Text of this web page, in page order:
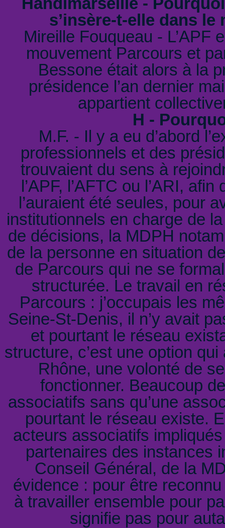
s’insère-t-elle dans
Mireille Fouqueau - L’APF
mouvement Parcours et
Bessone était alors à la
présidence l’an dernier
appartient
H -
M.F. - Il y a eu d’abord
professionnels et des
trouvaient du sens à
l’APF, l’AFTC ou l’ARI,
l’auraient été seules, pour
institutionnels en charge de
de décisions, la MDPH
de la personne en situation
de Parcours qui ne se
structurée. Le travail en
Parcours : j’occupais les
Seine-St-Denis, il n’y avait
et pourtant le réseau
structure, c’est une option
Rhône, une volonté de
fonctionner. Beaucoup
associatifs sans qu’une
pourtant le réseau existe.
acteurs associatifs
partenaires des instances
Conseil Général, de la
évidence : pour être
à travailler ensemble pour
signifie pas pour